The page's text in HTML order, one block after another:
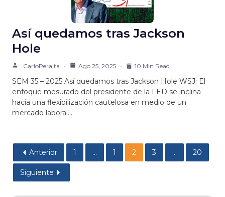
Así quedamos tras Jackson
Hole
CarloPeralta Ago 25, 2025 10 Min Read
SEM 35 – 2025 Así quedamos tras Jackson Hole WSJ: El
enfoque mesurado del presidente de la FED se inclina
hacia una flexibilización cautelosa en medio de un
mercado laboral…
Anterior 1 … 1 2 3 … 20
Siguiente